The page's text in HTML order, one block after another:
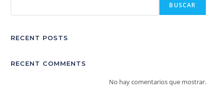
BUSCAR
RECENT POSTS
RECENT COMMENTS
No hay comentarios que mostrar.